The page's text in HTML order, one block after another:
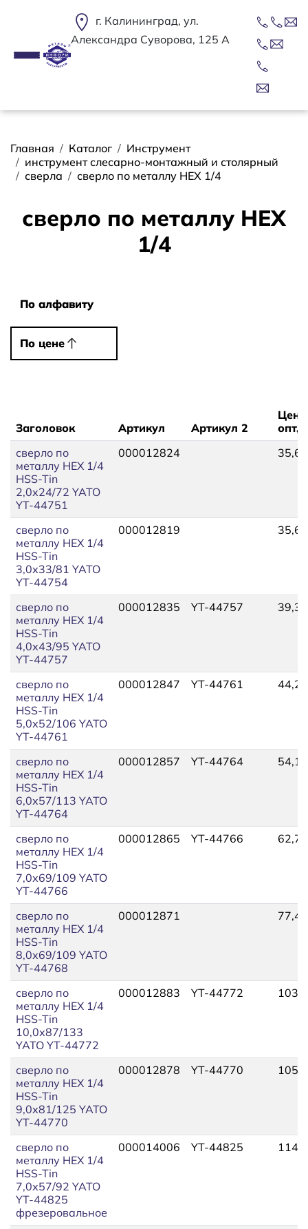
г. Калининград, ул.
Александра Суворова, 125 А
Строка навигации
Главная Каталог
Инструмент
инструмент слесарно-монтажный и столярный
сверла
сверло по металлу HEX 1/4
сверло по металлу HEX
1/4
По алфавиту
По алфавиту
По цене
По цене
Заголовок Артикул Артикул 2
Цена
опт,
сверло по
металлу HEX 1/4
HSS-Tin
2,0х24/72 YATO
YT-44751
000012824 35,67
сверло по
металлу HEX 1/4
HSS-Tin
3,0х33/81 YATO
YT-44754
000012819 35,67
сверло по
металлу HEX 1/4
HSS-Tin
4,0х43/95 YATO
YT-44757
000012835 YT-44757 39,36
сверло по
металлу HEX 1/4
HSS-Tin
5,0х52/106 YATO
YT-44761
000012847 YT-44761 44,28
сверло по
металлу HEX 1/4
HSS-Tin
6,0х57/113 YATO
YT-44764
000012857 YT-44764 54,12
сверло по
металлу HEX 1/4
HSS-Tin
7,0х69/109 YATO
YT-44766
000012865 YT-44766 62,73
сверло по
металлу HEX 1/4
HSS-Tin
8,0х69/109 YATO
YT-44768
000012871 77,49
сверло по
металлу HEX 1/4
HSS-Tin
10,0х87/133
YATO YT-44772
000012883 YT-44772
сверло по
металлу HEX 1/4
HSS-Tin
9,0х81/125 YATO
YT-44770
000012878 YT-44770
сверло по
металлу HEX 1/4
HSS-Tin
7,0х57/92 YATO
YT-44825
фрезеровальное
000014006 YT-44825